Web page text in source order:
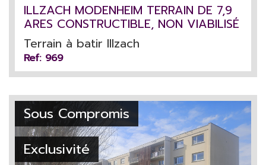
ILLZACH MODENHEIM TERRAIN DE 7,9
ARES CONSTRUCTIBLE, NON VIABILISÉ
Terrain à batir Illzach
Ref: 969
Sous Compromis
Exclusivité